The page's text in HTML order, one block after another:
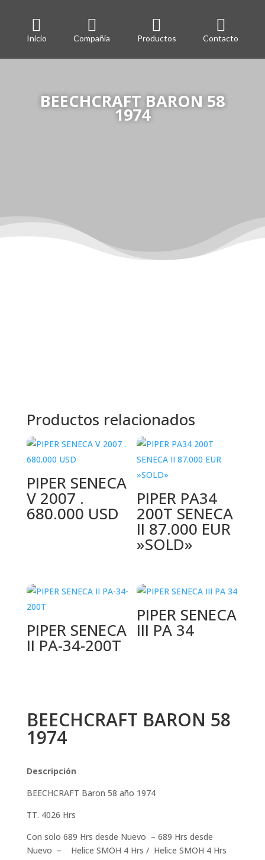

Inicio

Compañía

Productos

Contacto
BEECHCRAFT BARON 58
1974
Productos relacionados
PIPER SENECA
V 2007 .
680.000 USD
PIPER PA34
200T SENECA
II 87.000 EUR
»SOLD»
PIPER SENECA
II PA-34-200T
PIPER SENECA
III PA 34
BEECHCRAFT BARON 58
1974
Descripción
BEECHCRAFT Baron 58 año 1974
TT. 4026 Hrs
Con solo 689 Hrs desde Nuevo – 689 Hrs desde
Nuevo – Helice SMOH 4 Hrs / Helice SMOH 4 Hrs